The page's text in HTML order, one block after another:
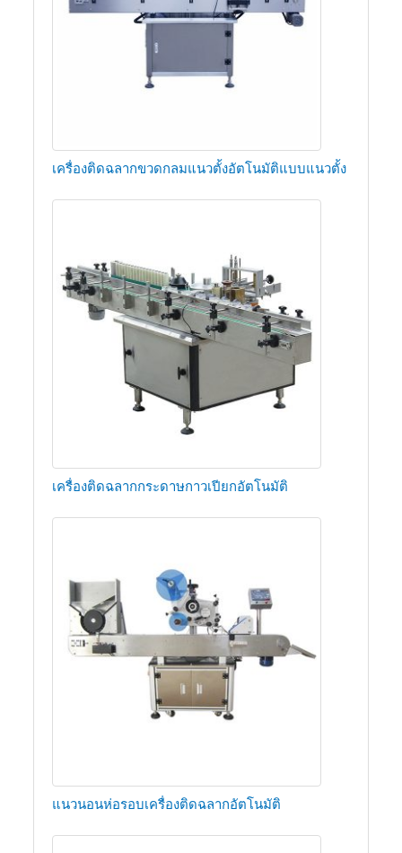
เครื่องติดฉลากขวดกลมแนวตั้งอัตโนมัติแบบแนวตั้ง
เครื่องติดฉลากกระดาษกาวเปียกอัตโนมัติ
แนวนอนห่อรอบเครื่องติดฉลากอัตโนมัติ